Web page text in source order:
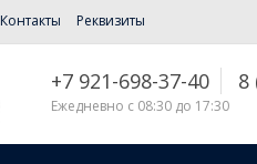
Контакты Реквизиты
+7 921-698-37-40 8
Ежедневно с 08:30 до 17:30